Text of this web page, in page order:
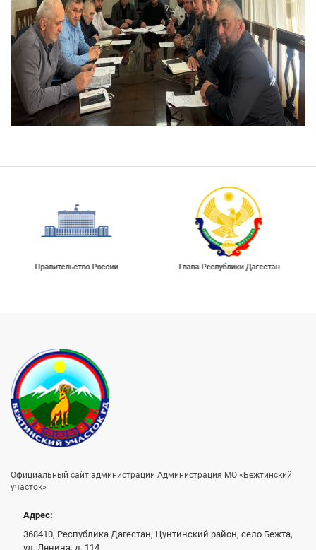
Правительство России Глава Республики Дагестан
Официальный сайт администрации Администрация МО «Бежтинский
участок»
Адрес:
368410, Республика Дагестан, Цунтинский район, село Бежта,
ул. Ленина, д. 114